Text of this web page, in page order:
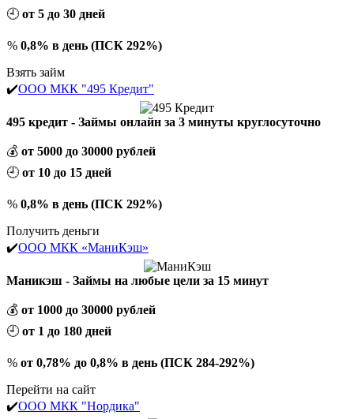
🕘 от 5 до 30 дней
% 0,8% в день (ПСК 292%)
Взять займ
✔️ООО МКК "495 Кредит"
495 кредит - Займы онлайн за 3 минуты круглосуточно
💰 от 5000 до 30000 рублей
🕘 от 10 до 15 дней
% 0,8% в день (ПСК 292%)
Получить деньги
✔️ООО МКК «МаниКэш»
Маникэш - Займы на любые цели за 15 минут
💰 от 1000 до 30000 рублей
🕘 от 1 до 180 дней
% от 0,78% до 0,8% в день (ПСК 284-292%)
Перейти на сайт
✔️ООО МКК "Нордика"